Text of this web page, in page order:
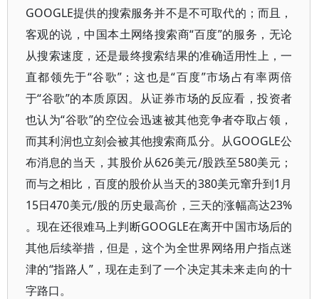
GOOGLE提供的搜索服务并不是不可取代的；而且，
客观的说，中国本土网络搜索商“百度”的服务，无论
从搜索速度，还是最终搜索结果的准确适用性上，一
直都领先于“谷歌”；这也是“百度”市场占有率两倍
于“谷歌”的本质原因。从证券市场的反应看，投资者
也认为“谷歌”的空位会迅速被其他竞争者夺取占领，
而其利润也立刻会被其他搜索商瓜分。从GOOGLE公
布消息的当天，其股价从626美元/股跌至580美元；
而与之相比，百度的股价从当天的380美元窜升到1月
15日470美元/股的历史最高价，三天的涨幅高达23%
。现在还很难马上判断GOOGLE在离开中国市场后的
其他后续举措，但是，这个为全世界网络用户指点迷
津的“指路人”，现在走到了一个决定其未来走向的十
字路口。